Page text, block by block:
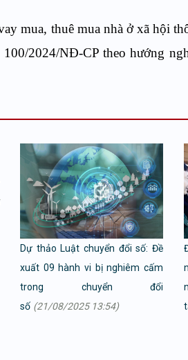
mua, thuê mua nhà ở xã hội
2024/NĐ-CP theo hướng
Dự thảo Luật chuyển đổi số: Đề
xuất 09 hành vi bị nghiêm cấm
trong chuyển đổi
số (21/08/2025 13:54)